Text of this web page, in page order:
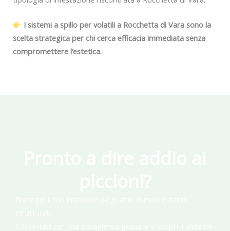
I sistemi a spillo per volatili a Rocchetta di Vara sono la
scelta strategica per chi cerca efficacia immediata senza
compromettere l’estetica.